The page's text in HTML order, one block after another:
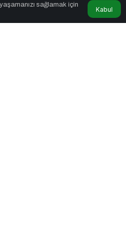
sağlamak için
Kabul